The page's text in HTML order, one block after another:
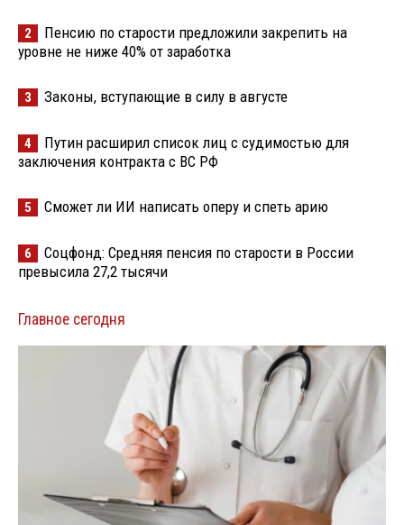
2
Пенсию по старости предложили закрепить на
уровне не ниже 40% от заработка
3 Законы, вступающие в силу в августе
4
Путин расширил список лиц с судимостью для
заключения контракта с ВС РФ
5 Сможет ли ИИ написать оперу и спеть арию
6
Соцфонд: Средняя пенсия по старости в России
превысила 27,2 тысячи
Главное сегодня